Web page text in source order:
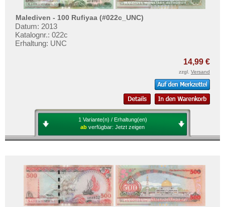
Malediven - 100 Rufiyaa (#022c_UNC)
Datum: 2013
Katalognr.: 022c
Erhaltung: UNC
14,99 €
zzgl. Versand
1 Variante(n) / Erhaltung(en)
ab verfügbar: Jetzt zeigen